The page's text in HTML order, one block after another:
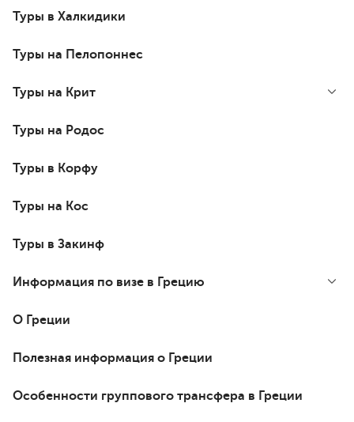
Туры в Халкидики
Туры на Пелопоннес
Туры на Крит
Туры на Родос
Туры в Корфу
Туры на Кос
Туры в Закинф
Информация по визе в Грецию
О Греции
Полезная информация о Греции
Особенности группового трансфера в Греции